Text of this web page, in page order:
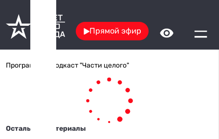
Прямой эфир
Программы / Подкаст "Части целого"
Остальные материалы